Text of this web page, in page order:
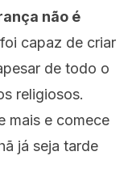
não é
capaz de criar
de todo o
religiosos.
mais e comece
já seja tarde